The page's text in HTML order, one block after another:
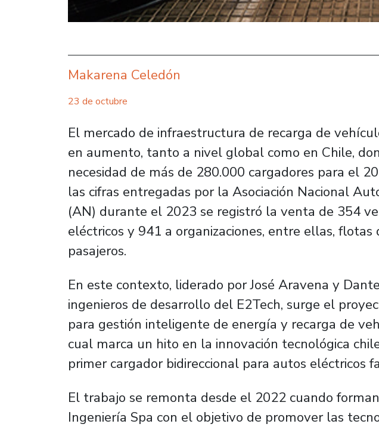
Makarena Celedón
23 de octubre
El mercado de infraestructura de recarga de
en aumento, tanto a nivel global como en Chile,
necesidad de más de 280.000 cargadores para el
las cifras entregadas por la Asociación Nacional
(AN) durante el 2023 se registró la venta de 354
eléctricos y 941 a organizaciones, entre ellas,
pasajeros.
En este contexto, liderado por José Aravena y
ingenieros de desarrollo del E2Tech, surge el
para gestión inteligente de energía y recarga de
cual marca un hito en la innovación tecnológica
primer cargador bidireccional para autos eléctricos
El trabajo se remonta desde el 2022 cuando
Ingeniería Spa con el objetivo de promover las